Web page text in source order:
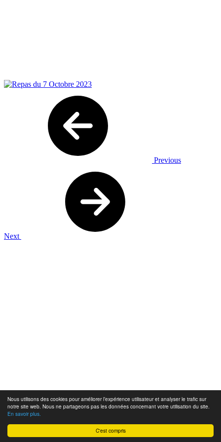
C'est compris
Nous utilisons des cookies pour améliorer l’expérience utilisateur et analyser le trafic sur
notre site web. Nous ne partageons pas les données concernant votre utilisation du site.
En savoir plus.
Previous
Next